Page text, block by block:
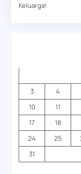
Keluarga!
3
4
10
11
17
18
24
25
31